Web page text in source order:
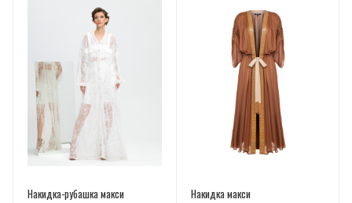
Накидка-рубашка макси Накидка макси